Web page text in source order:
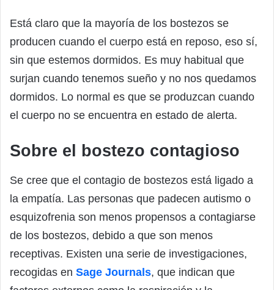
Está claro que la mayoría de los bostezos se
producen cuando el cuerpo está en reposo, eso sí,
sin que estemos dormidos. Es muy habitual que
surjan cuando tenemos sueño y no nos quedamos
dormidos. Lo normal es que se produzcan cuando
el cuerpo no se encuentra en estado de alerta.
Sobre el bostezo contagioso
Se cree que el contagio de bostezos está ligado a
la empatía. Las personas que padecen autismo o
esquizofrenia son menos propensos a contagiarse
de los bostezos, debido a que son menos
receptivas. Existen una serie de investigaciones,
recogidas en Sage Journals, que indican que